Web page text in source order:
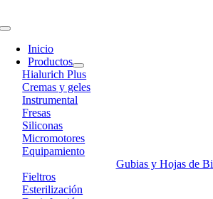
to
Toggle
Navigation
Inicio
Productos
Hialurich Plus
Cremas y geles
Instrumental
Fresas
Siliconas
Micromotores
Equipamiento
Gubias y Hojas de
Fieltros
Esterilización